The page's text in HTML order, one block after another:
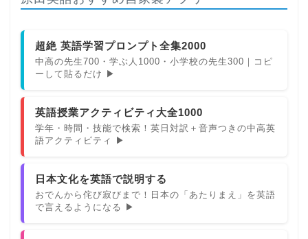
超絶 英語学習プロンプト全集2000
中高の先生700・学ぶ人1000・小学校の先生300｜コピ
ーして貼るだけ ▶
英語授業アクティビティ大全1000
学年・時間・技能で検索！英日対訳＋音声つきの中高英
語アクティビティ ▶
日本文化を英語で説明する
おでんから侘び寂びまで！日本の「あたりまえ」を英語
で言えるようになる ▶